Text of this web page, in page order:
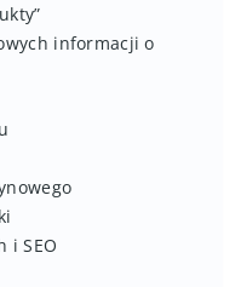
informacji o
i SEO